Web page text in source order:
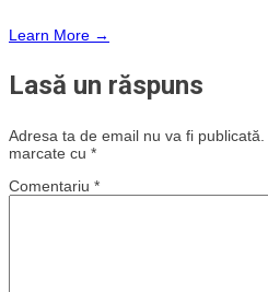
Learn More →
Lasă un răspuns
Adresa ta de email nu va fi publicată.
marcate cu *
Comentariu *